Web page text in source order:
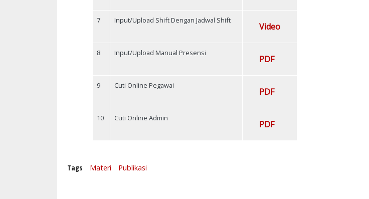
7 Input/Upload Shift Dengan Jadwal Shift
Video
8 Input/Upload Manual Presensi
PDF
9 Cuti Online Pegawai
PDF
10 Cuti Online Admin
PDF
Tags Materi Publikasi